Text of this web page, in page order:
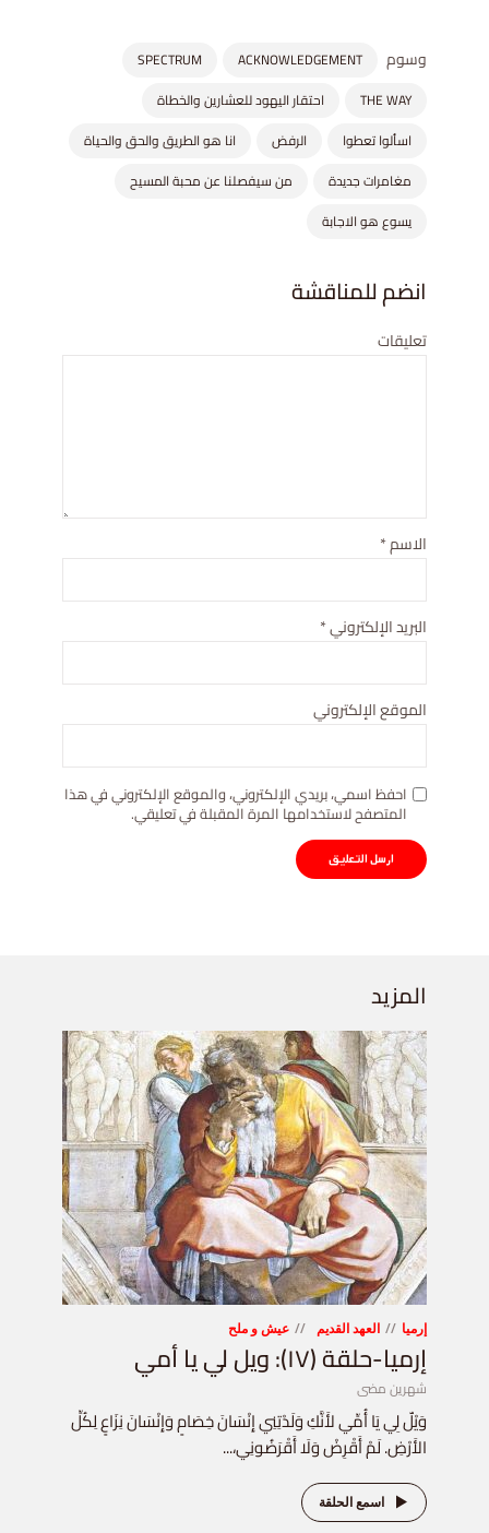
وسوم ACKNOWLEDGEMENT
SPECTRUM
THE WAY
احتقار اليهود للعشارين والخطاة
اسألوا تعطوا
الرفض
انا هو الطريق والحق والحياة
مغامرات جديدة
من سيفصلنا عن محبة المسيح
يسوع هو الاجابة
انضم للمناقشة
تعليقات
الاسم*
البريد الإلكتروني*
الموقع الإلكتروني
احفظ اسمي، بريدي الإلكتروني، والموقع الإلكتروني في هذا
المتصفح لاستخدامها المرة المقبلة في تعليقي.
المزيد
إرميا العهد القديم عيش و ملح
إرميا-حلقة (١٧): ويل لي يا أمي
شهرين مضى
وَيْلٌ لِي يَا أُمِّي لأَنَّكِ وَلَدْتِنِي إِنْسَانَ خِصَامٍ وَإِنْسَانَ نِزَاعٍ لِكُلِّ
الأَرْضِ. لَمْ أَقْرِضْ وَلَا أَقْرَضُونِي،...
اسمع الحلقة